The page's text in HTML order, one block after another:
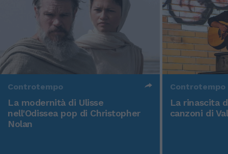
Controtempo
La modernità di Ulisse
nell'Odissea pop di Christopher
Nolan
Controtempo
La rinascita
canzoni di